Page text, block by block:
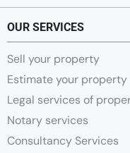
OUR SERVICES
Sell your property
Estimate your property
Legal services of
Notary services
Consultancy Services